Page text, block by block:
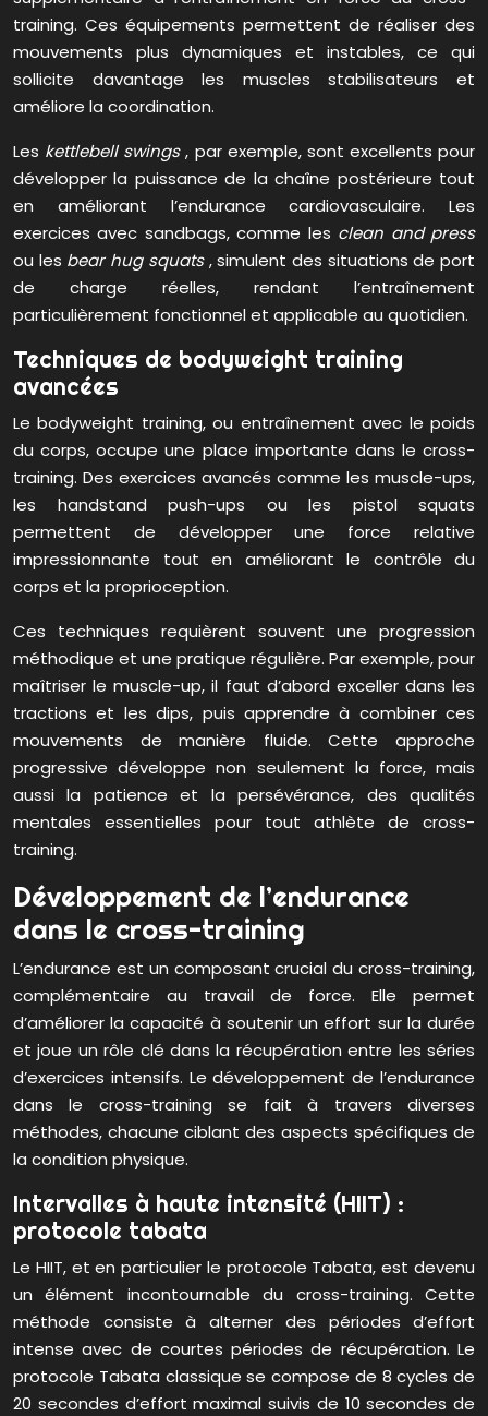
training. Ces équipements permettent de réaliser des
mouvements plus dynamiques et instables, ce qui
sollicite davantage les muscles stabilisateurs et
améliore la coordination.
Les kettlebell swings, par exemple, sont excellents pour
développer la puissance de la chaîne postérieure tout
en améliorant l’endurance cardiovasculaire. Les
exercices avec sandbags, comme les clean and press
ou les bear hug squats, simulent des situations de port
de charge réelles, rendant l’entraînement
particulièrement fonctionnel et applicable au quotidien.
Techniques de bodyweight training
avancées
Le bodyweight training, ou entraînement avec le poids
du corps, occupe une place importante dans le cross-
training. Des exercices avancés comme les muscle-ups,
les handstand push-ups ou les pistol squats
permettent de développer une force relative
impressionnante tout en améliorant le contrôle du
corps et la proprioception.
Ces techniques requièrent souvent une progression
méthodique et une pratique régulière. Par exemple, pour
maîtriser le muscle-up, il faut d’abord exceller dans les
tractions et les dips, puis apprendre à combiner ces
mouvements de manière fluide. Cette approche
progressive développe non seulement la force, mais
aussi la patience et la persévérance, des qualités
mentales essentielles pour tout athlète de cross-
training.
Développement de l’endurance
dans le cross-training
L’endurance est un composant crucial du cross-training,
complémentaire au travail de force. Elle permet
d’améliorer la capacité à soutenir un effort sur la durée
et joue un rôle clé dans la récupération entre les séries
d’exercices intensifs. Le développement de l’endurance
dans le cross-training se fait à travers diverses
méthodes, chacune ciblant des aspects spécifiques de
la condition physique.
Intervalles à haute intensité (HIIT) :
protocole tabata
Le HIIT, et en particulier le protocole Tabata, est devenu
un élément incontournable du cross-training. Cette
méthode consiste à alterner des périodes d’effort
intense avec de courtes périodes de récupération. Le
protocole Tabata classique se compose de 8 cycles de
20 secondes d’effort maximal suivis de 10 secondes de